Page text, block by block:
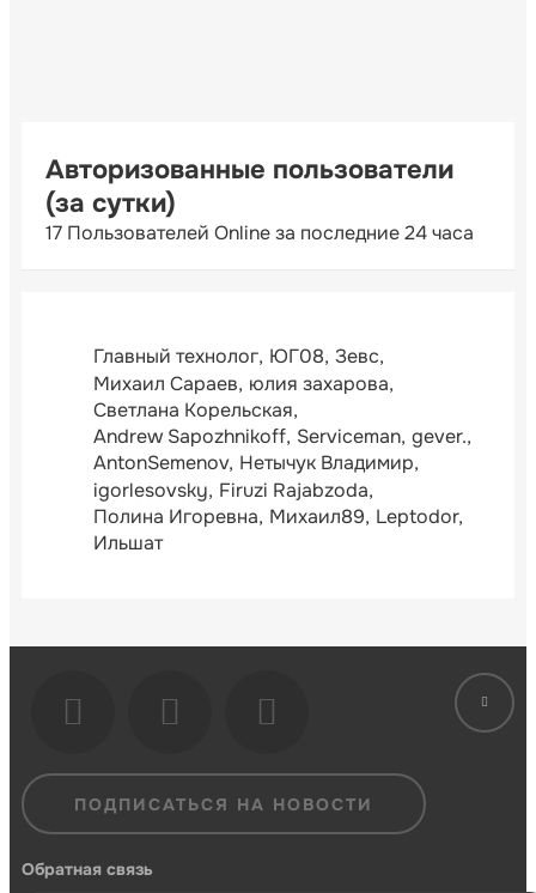
Авторизованные пользователи
(за сутки)
17 Пользователей Online за последние 24 часа
Главный технолог ЮГ08 Зевс
Михаил Сараев юлия захарова
Светлана Корельская
Andrew Sapozhnikoff Serviceman gever.
AntonSemenov Нетычук Владимир
igorlesovsky Firuzi Rajabzoda
Полина Игоревна Михаил89 Leptodor
Ильшат
ПОДПИСАТЬСЯ НА НОВОСТИ
Обратная связь